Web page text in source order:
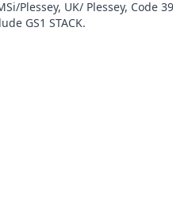
UK/ Plessey, Code
GS1 STACK.